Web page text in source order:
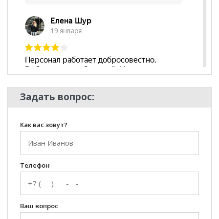
Задать вопрос:
Как вас зовут?
Телефон
Ваш вопрос